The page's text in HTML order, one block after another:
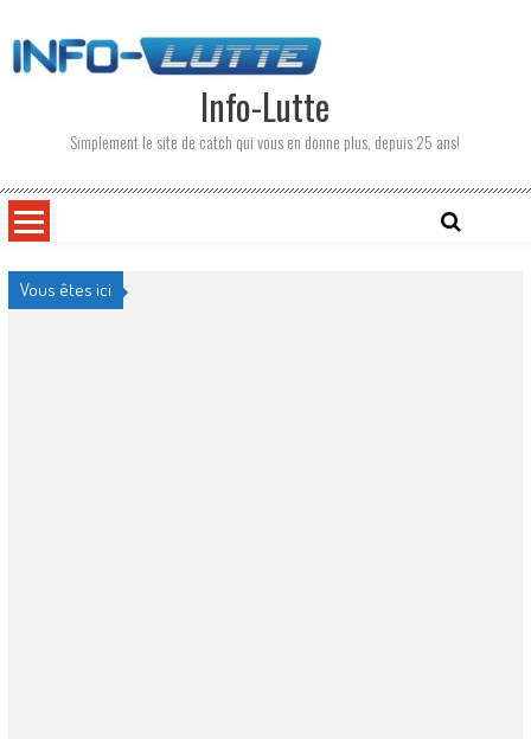
to
content
Info-Lutte
Simplement le site de catch qui vous en donne plus, depuis 25 ans!
Vous êtes ici